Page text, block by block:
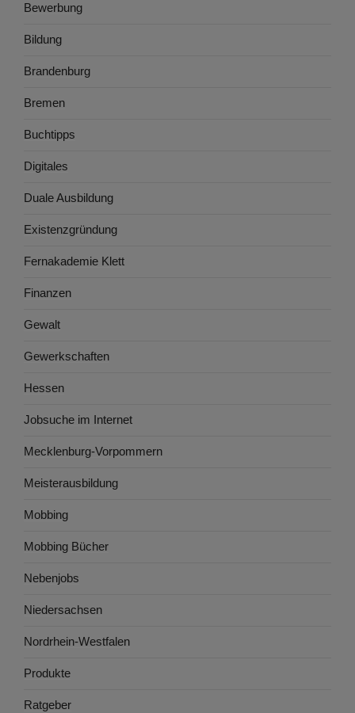
Bewerbung
Bildung
Brandenburg
Bremen
Buchtipps
Digitales
Duale Ausbildung
Existenzgründung
Fernakademie Klett
Finanzen
Gewalt
Gewerkschaften
Hessen
Jobsuche im Internet
Mecklenburg-Vorpommern
Meisterausbildung
Mobbing
Mobbing Bücher
Nebenjobs
Niedersachsen
Nordrhein-Westfalen
Produkte
Ratgeber